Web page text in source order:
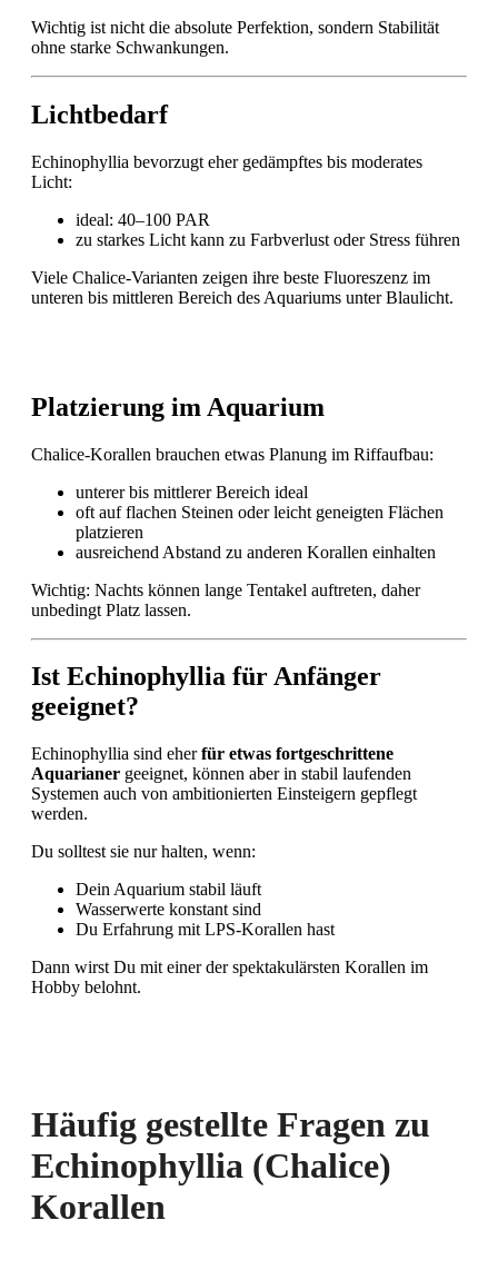
Wichtig ist nicht die absolute Perfektion, sondern Stabilität
ohne starke Schwankungen.
Lichtbedarf
Echinophyllia bevorzugt eher gedämpftes bis moderates
Licht:
ideal: 40–100 PAR
zu starkes Licht kann zu Farbverlust oder Stress führen
Viele Chalice-Varianten zeigen ihre beste Fluoreszenz im
unteren bis mittleren Bereich des Aquariums unter Blaulicht.
Platzierung im Aquarium
Chalice-Korallen brauchen etwas Planung im Riffaufbau:
unterer bis mittlerer Bereich ideal
oft auf flachen Steinen oder leicht geneigten Flächen
platzieren
ausreichend Abstand zu anderen Korallen einhalten
Wichtig: Nachts können lange Tentakel auftreten, daher
unbedingt Platz lassen.
Ist Echinophyllia für Anfänger
geeignet?
Echinophyllia sind eherfür etwas fortgeschrittene
Aquarianer geeignet, können aber in stabil laufenden
Systemen auch von ambitionierten Einsteigern gepflegt
werden.
Du solltest sie nur halten, wenn:
Dein Aquarium stabil läuft
Wasserwerte konstant sind
Du Erfahrung mit LPS-Korallen hast
Dann wirst Du mit einer der spektakulärsten Korallen im
Hobby belohnt.
Häufig gestellte Fragen zu
Echinophyllia (Chalice)
Korallen